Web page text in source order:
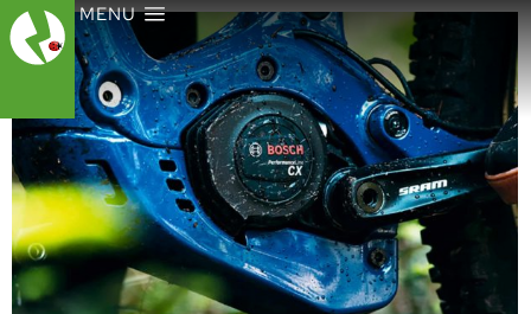
MENU